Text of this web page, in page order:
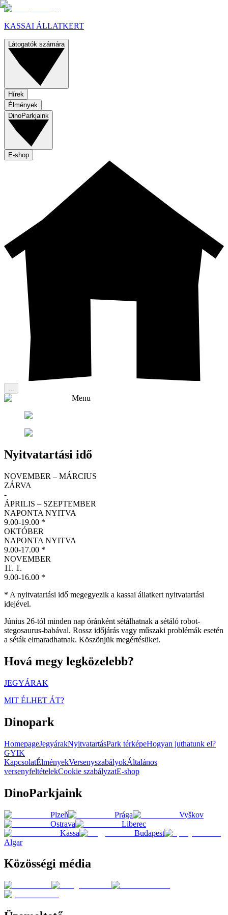
KASSAI ÁLLATKERT
Látogatók számára
Hírek
Élmények
DinoParkjaink
E-shop
...
Menu
Nyitvatartási idő
NOVEMBER – MÁRCIUS
ZÁRVA
-
ÁPRILIS – SZEPTEMBER
NAPONTA NYITVA
9.00-19.00 *
OKTÓBER
NAPONTA NYITVA
9.00-1 7.00 *
NOVEMBER
11. 1.
9.00-16.00 *
* A nyitvatartási idő megegyezik a kassai állatkert nyitvatartási
idejével.
Június 26-tól minden nap óránként sétálhatnak a sétáló robot-
stegosaurus-babával. Rossz időjárás vagy műszaki problémák esetén
a séták elmaradhatnak. Köszönjük megértésüket.
Hová megy legközelebb?
JEGYÁRAK
MIT ÉLHET ÁT?
Dinopark
HomepageJegyárakNyitvatartásPark térképeHogyan juthatunk el?
GYIK
KapcsolatÉlményekVersenyszabályokÁltalános
versenyfeltételekCookie szabályzatE-shop
DinoParkjaink
Plzeň Prága
Vyškov
Ostrava
Liberec
Kassa
Budapest
Algar
Közösségi média